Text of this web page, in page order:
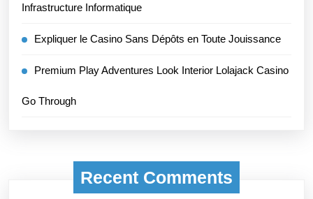
Infrastructure Informatique
Expliquer le Casino Sans Dépôts en Toute Jouissance
Premium Play Adventures Look Interior Lolajack Casino
Go Through
Recent Comments